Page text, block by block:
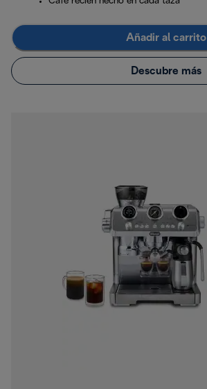
Añadir al carrito
Descubre más